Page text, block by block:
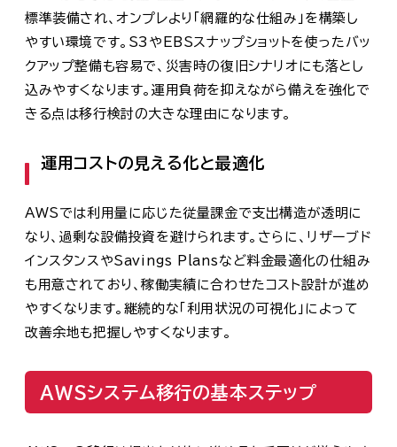
標準装備され、オンプレより「網羅的な仕組み」を構築し
やすい環境です。S3やEBSスナップショットを使ったバッ
クアップ整備も容易で、災害時の復旧シナリオにも落とし
込みやすくなります。運用負荷を抑えながら備えを強化で
きる点は移行検討の大きな理由になります。
運用コストの見える化と最適化
AWSでは利用量に応じた従量課金で支出構造が透明に
なり、過剰な設備投資を避けられます。さらに、リザーブド
インスタンスやSavings Plansなど料金最適化の仕組み
も用意されており、稼働実績に合わせたコスト設計が進め
やすくなります。継続的な「利用状況の可視化」によって
改善余地も把握しやすくなります。
AWSシステム移行の基本ステップ